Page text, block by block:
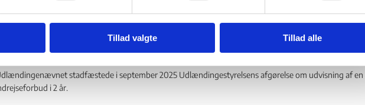
Tillad valgte Tillad alle
udvisning og afvisning ved indrejse -
01.09.2025 IndienStadfæstelse
stadfæstede i september 2025 Udlændingestyrelsens afgørelse om udvisning af
i 2 år.